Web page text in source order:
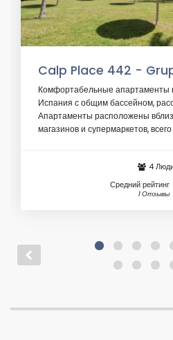
Calp Place 442 -
Комфортабельные апартаменты
Испания с общим бассейном,
Апартаменты расположены
магазинов и супермаркетов,
4
Средний рейтинг
1 Отзывы